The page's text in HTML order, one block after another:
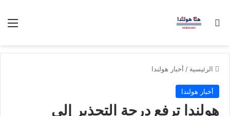
بحث عن
الرئيسية / أخبار هولندا
أخبار هولندا
هولندا ترفع درجة التحذير إلى